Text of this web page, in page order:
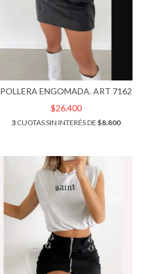
POLLERA ENGOMADA. ART 7162
$26.400
3 CUOTAS SIN INTERÉS DE$8.800